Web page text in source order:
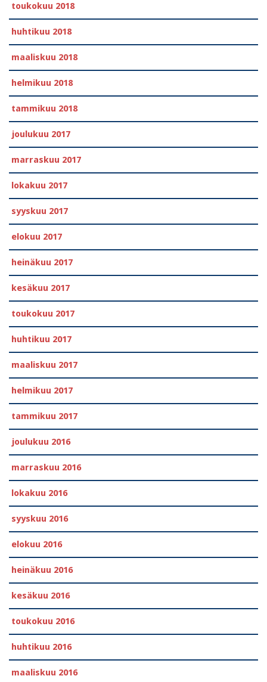
toukokuu 2018
huhtikuu 2018
maaliskuu 2018
helmikuu 2018
tammikuu 2018
joulukuu 2017
marraskuu 2017
lokakuu 2017
syyskuu 2017
elokuu 2017
heinäkuu 2017
kesäkuu 2017
toukokuu 2017
huhtikuu 2017
maaliskuu 2017
helmikuu 2017
tammikuu 2017
joulukuu 2016
marraskuu 2016
lokakuu 2016
syyskuu 2016
elokuu 2016
heinäkuu 2016
kesäkuu 2016
toukokuu 2016
huhtikuu 2016
maaliskuu 2016